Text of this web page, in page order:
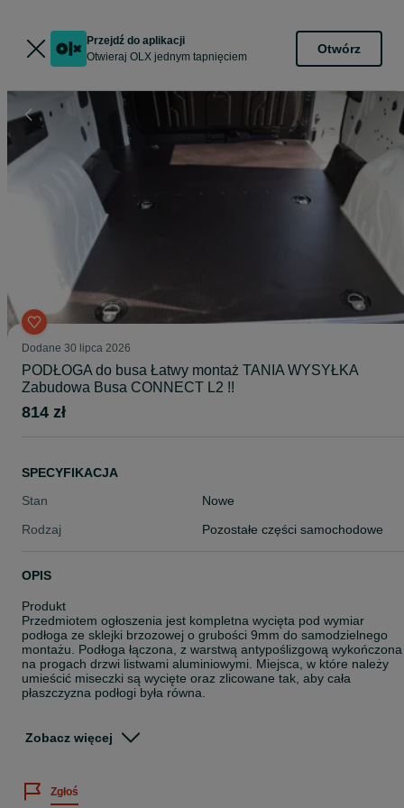
Przejdź do aplikacji
Otwieraj OLX jednym tapnięciem
Otwórz
Dodane 30 lipca 2026
PODŁOGA do busa Łatwy montaż TANIA WYSYŁKA
Zabudowa Busa CONNECT L2 !!
814 zł
SPECYFIKACJA
Stan
Nowe
Rodzaj
Pozostałe części samochodowe
OPIS
Produkt
Przedmiotem ogłoszenia jest kompletna wycięta pod wymiar
podłoga ze sklejki brzozowej o grubości 9mm do samodzielnego
montażu. Podłoga łączona, z warstwą antypoślizgową wykończona
na progach drzwi listwami aluminiowymi. Miejsca, w które należy
umieścić miseczki są wycięte oraz zlicowane tak, aby cała
płaszczyzna podłogi była równa.
kawałku do 4 m.
Kit montażowy
Zobacz więcej
Zgłoś